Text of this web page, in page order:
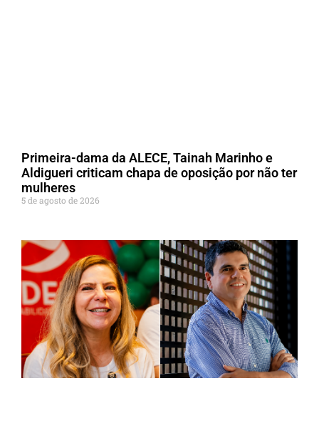
Primeira-dama da ALECE, Tainah Marinho e
Aldigueri criticam chapa de oposição por não ter
mulheres
5 de agosto de 2026